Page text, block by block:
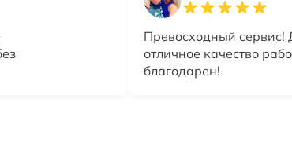
Превосходный
отличное качество
благодарен!